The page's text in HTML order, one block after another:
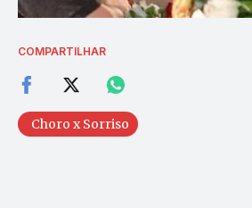
COMPARTILHAR
Choro x Sorriso